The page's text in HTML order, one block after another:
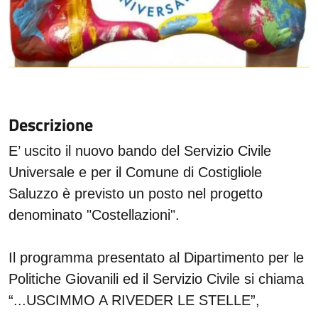
Descrizione
E’ uscito il nuovo bando del Servizio Civile
Universale e per il Comune di Costigliole
Saluzzo è previsto un posto nel progetto
denominato "Costellazioni".
Il programma presentato al Dipartimento per le
Politiche Giovanili ed il Servizio Civile si chiama
“...USCIMMO A RIVEDER LE STELLE”,